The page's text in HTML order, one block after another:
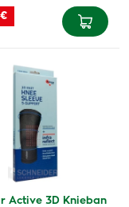
Active 3D Knieban